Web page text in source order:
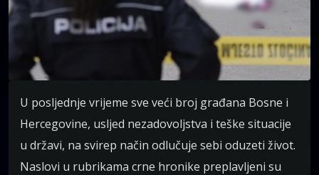
U posljednje vrijeme sve veći broj građana Bosne i
Hercegovine, usljed nezadovoljstva i teške situacije
u državi, na svirep način odlučuje sebi oduzeti život.
Naslovi u rubrikama crne hronike preplavljeni su